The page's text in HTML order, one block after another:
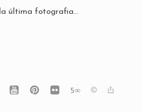
última fotografia…
5∞